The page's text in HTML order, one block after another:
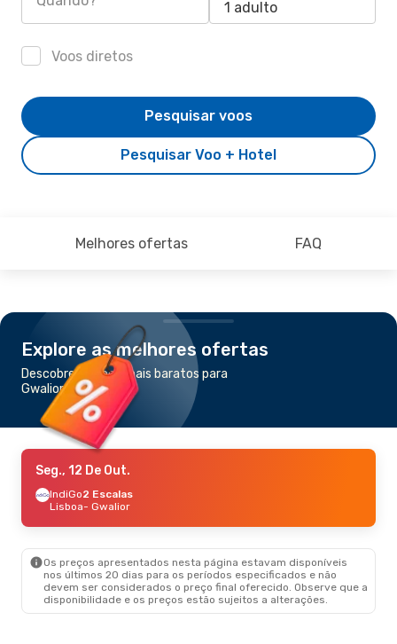
1 adulto
Voos diretos
Pesquisar Voo + Hotel
Pesquisar voos
Melhores ofertas FAQ
Explore as melhores ofertas
Descobre os voos mais baratos para
Gwalior
Seg., 12 De Out.
IndiGo2 Escalas
Lisboa- Gwalior
Os preços apresentados nesta página estavam disponíveis
nos últimos 20 dias para os períodos especificados e não
devem ser considerados o preço final oferecido. Observe que a
disponibilidade e os preços estão sujeitos a alterações.